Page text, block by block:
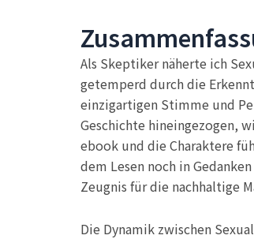
Als Skeptiker näherte ich
getemperd durch die
einzigartigen Stimme und
Geschichte hineingezogen,
ebook und die Charaktere
dem Lesen noch in
Zeugnis für die nachhaltige
Die Dynamik zwischen